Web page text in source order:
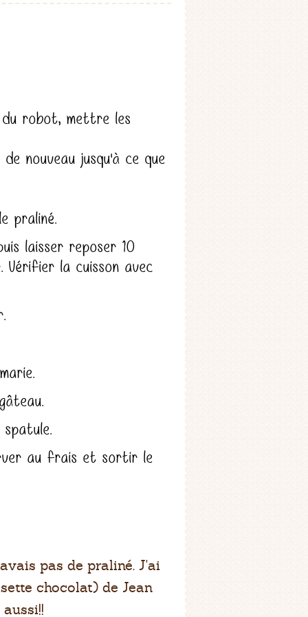
robot, mettre les
nouveau jusqu'à ce que
praliné.
laisser reposer 10
la cuisson avec
au frais et sortir le
pas de praliné. J'ai
chocolat) de Jean